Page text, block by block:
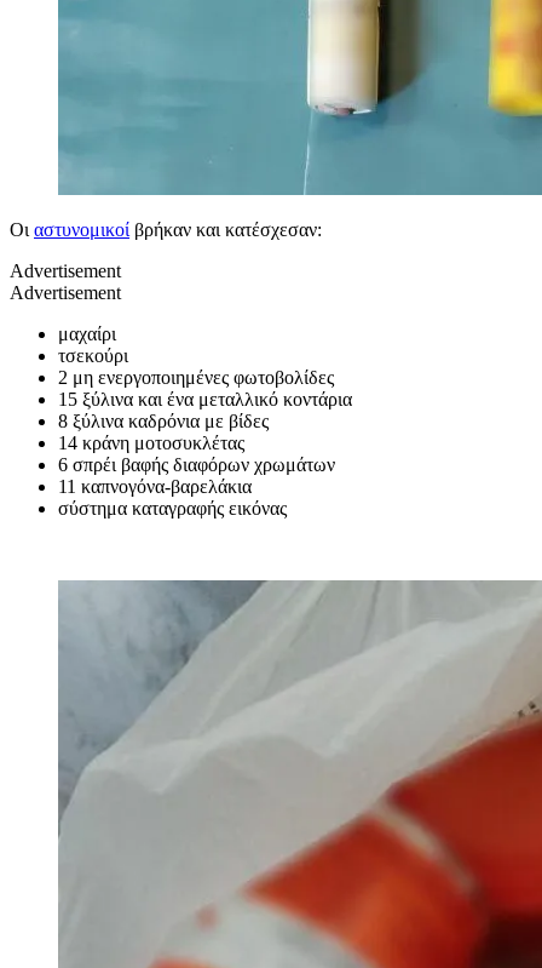
Οι αστυνομικοί βρήκαν και κατέσχεσαν:
Advertisement
Advertisement
μαχαίρι
τσεκούρι
2 μη ενεργοποιημένες φωτοβολίδες
15 ξύλινα και ένα μεταλλικό κοντάρια
8 ξύλινα καδρόνια με βίδες
14 κράνη μοτοσυκλέτας
6 σπρέι βαφής διαφόρων χρωμάτων
11 καπνογόνα-βαρελάκια
σύστημα καταγραφής εικόνας